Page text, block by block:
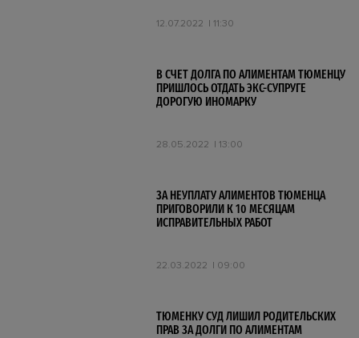
12.07.2022 11:30
В СЧЕТ ДОЛГА ПО АЛИМЕНТАМ ТЮМЕНЦУ
ПРИШЛОСЬ ОТДАТЬ ЭКС-СУПРУГЕ
ДОРОГУЮ ИНОМАРКУ
28.05.2022 13:00
ЗА НЕУПЛАТУ АЛИМЕНТОВ ТЮМЕНЦА
ПРИГОВОРИЛИ К 10 МЕСЯЦАМ
ИСПРАВИТЕЛЬНЫХ РАБОТ
22.03.2022 09:00
ТЮМЕНКУ СУД ЛИШИЛ РОДИТЕЛЬСКИХ
ПРАВ ЗА ДОЛГИ ПО АЛИМЕНТАМ